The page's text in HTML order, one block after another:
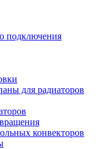
подключения
для радиаторов
конвекторов